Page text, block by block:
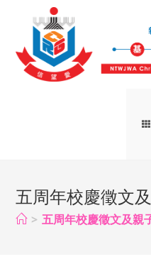
五周年校慶徵文
> 五周年校慶徵文及親